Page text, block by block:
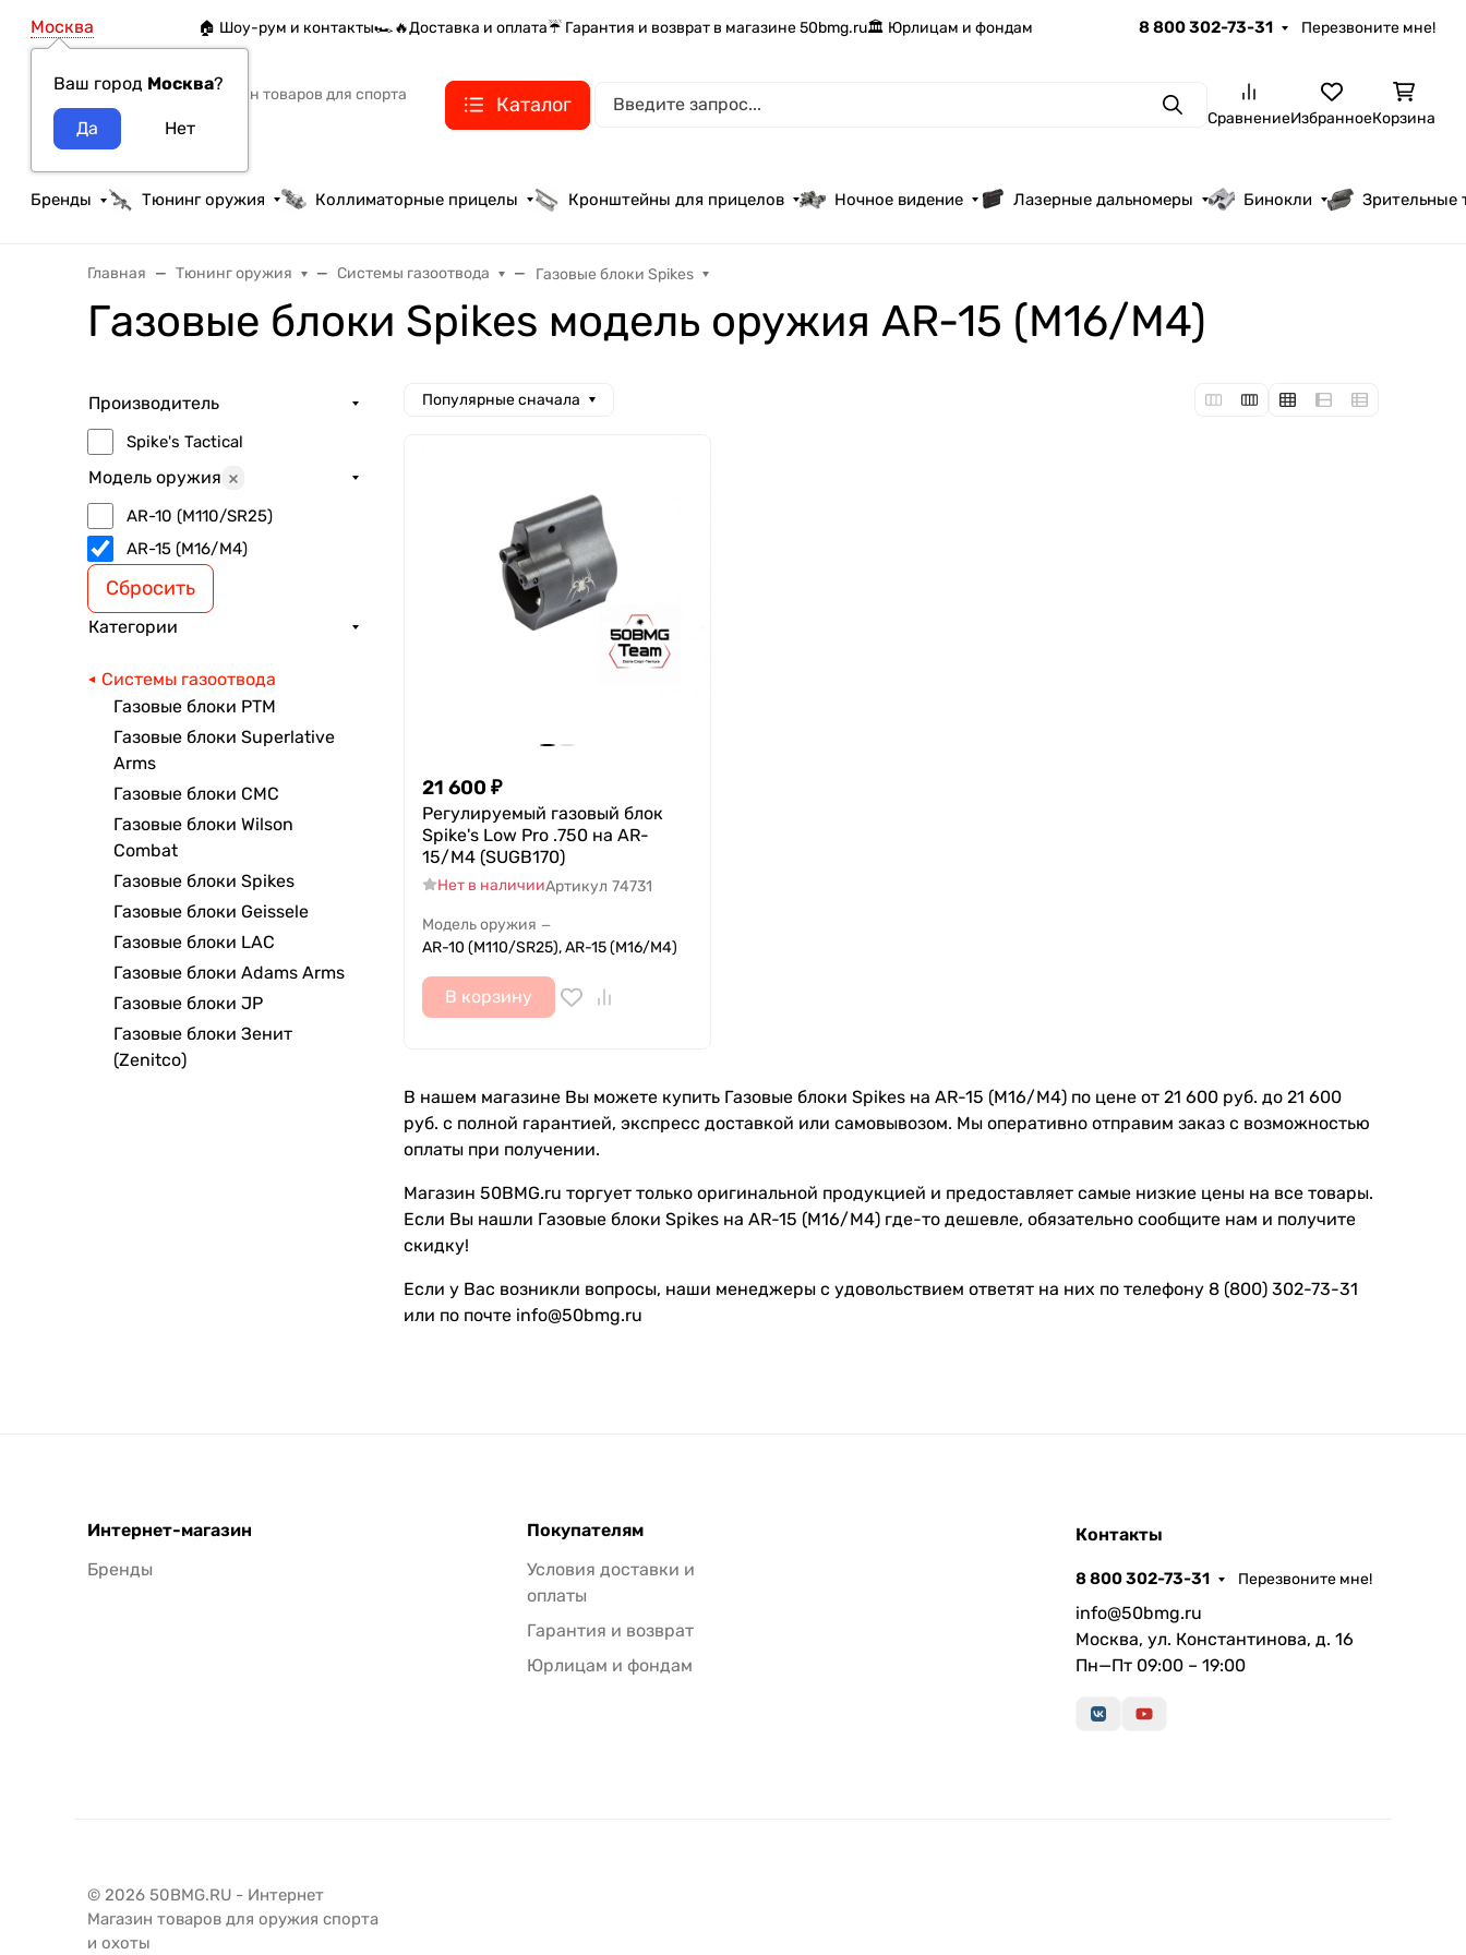
Москва
Ваш город Москва?
🏠 Шоу-рум и контакты🏎️🔥Доставка и оплата☔ Гарантия и возврат в магазине 50bmg.ru🏛️ Юрлицам и фондам 8 800 302-73-31 Перезвоните мне!
Интернет-магазин товаров для спорта
тактики и охоты
Каталог ПоискСравнениеИзбранноеКорзина
Бренды Тюнинг оружия Коллиматорные прицелы Кронштейны для прицелов Ночное видение Лазерные дальномеры Бинокли Зрительные
Главная Тюнинг оружия Системы газоотвода Газовые блоки Spikes
Газовые блоки Spikes модель оружия AR-15 (M16/M4)
Производитель
Spike's Tactical
Модель оружия
AR-10 (M110/SR25)
AR-15 (M16/M4)
Сбросить
Категории
Системы газоотвода
Газовые блоки РТМ
Газовые блоки Superlative
Arms
Газовые блоки CMC
Газовые блоки Wilson
Combat
Газовые блоки Spikes
Газовые блоки Geissele
Газовые блоки LAC
Газовые блоки Adams Arms
Газовые блоки JP
Газовые блоки Зенит
(Zenitco)
Популярные сначала
21 600 ₽
Регулируемый газовый блок
Spike's Low Pro .750 на AR-
15/M4 (SUGB170)
Нет в наличииАртикул 74731
Модель оружия —
AR-10 (M110/SR25), AR-15 (M16/M4)
В корзину
В нашем магазине Вы можете купить Газовые блоки Spikes на AR-15 (M16/M4) по цене от 21 600 руб. до 21 600
руб. с полной гарантией, экспресс доставкой или самовывозом. Мы оперативно отправим заказ с возможностью
оплаты при получении.
Магазин 50BMG.ru торгует только оригинальной продукцией и предоставляет самые низкие цены на все товары.
Если Вы нашли Газовые блоки Spikes на AR-15 (M16/M4) где-то дешевле, обязательно сообщите нам и получите
скидку!
Если у Вас возникли вопросы, наши менеджеры с удовольствием ответят на них по телефону 8 (800) 302-73-31
или по почте info@50bmg.ru
Интернет-магазин
Бренды
Покупателям
Условия доставки и
оплаты
Гарантия и возврат
Юрлицам и фондам
Контакты
8 800 302-73-31 Перезвоните мне!
info@50bmg.ru
Москва, ул. Константинова, д. 16
Пн—Пт 09:00 – 19:00
© 2026 50BMG.RU - Интернет
Магазин товаров для оружия спорта
и охоты